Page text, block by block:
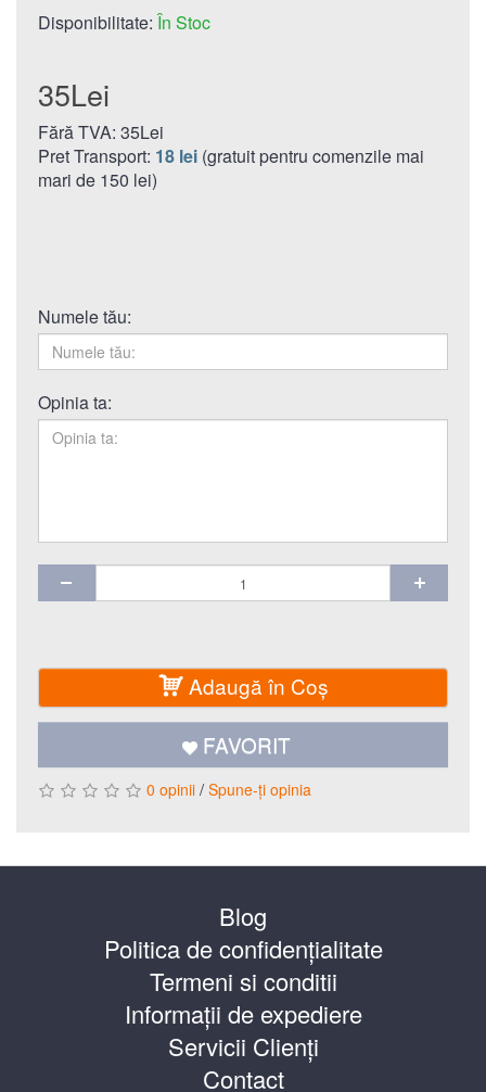
Disponibilitate: În Stoc
35Lei
Fără TVA: 35Lei
Pret Transport: 18 lei (gratuit pentru comenzile mai
mari de 150 lei)
Numele tău:
Opinia ta:
Adaugă în Coş
FAVORIT
0 opinii / Spune-ţi opinia
Blog
Politica de confidențialitate
Termeni si conditii
Informații de expediere
Servicii Clienți
Contact